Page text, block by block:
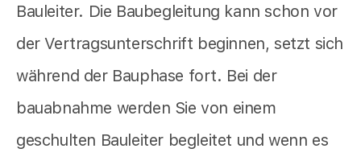
Bauleiter. Die Baubegleitung kann schon vor
der Vertragsunterschrift beginnen, setzt sich
während der Bauphase fort. Bei der
bauabnahme werden Sie von einem
geschulten Bauleiter begleitet und wenn es